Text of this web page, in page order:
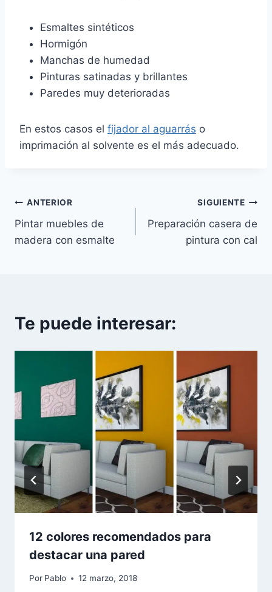
Esmaltes sintéticos
Hormigón
Manchas de humedad
Pinturas satinadas y brillantes
Paredes muy deterioradas
En estos casos el fijador al aguarrás o
imprimación al solvente es el más adecuado.
Navegación
de
ANTERIOR
Pintar muebles de
madera con esmalte
SIGUIENTE
Preparación casera de
pintura con cal
Te puede interesar:
12 colores recomendados para
destacar una pared
Por Pablo 12 marzo, 2018